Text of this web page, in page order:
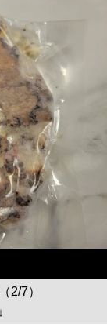
2/7）